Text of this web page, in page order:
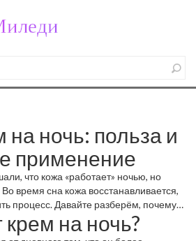
на ночь: польза и
применение
что кожа «работает» ночью, но
время сна кожа восстанавливается,
процесс. Давайте разберём, почему
в обычный ритуал.
на ночь?